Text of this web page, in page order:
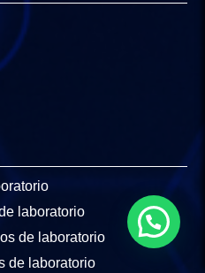
laboratorio
de laboratorio
de laboratorio
Abrir chat
Equipamiento,
en venta,
de equipos